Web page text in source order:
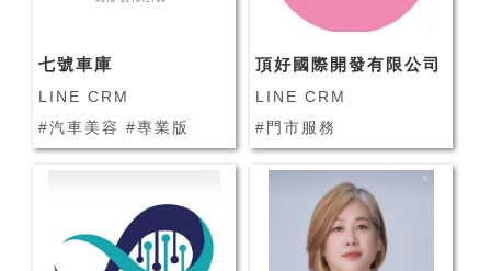
七號車庫
LINE CRM
#汽車美容 #專業版
頂好國際開發有限公司
LINE CRM
#門市服務